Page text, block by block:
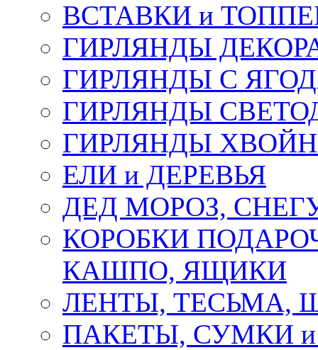
ВСТАВКИ и
ГИРЛЯНДЫ
ГИРЛЯНДЫ С
ГИРЛЯНДЫ
ГИРЛЯНДЫ
ЕЛИ и ДЕРЕВЬЯ
ДЕД МОРОЗ,
КОРОБКИ
КАШПО, ЯЩИКИ
ЛЕНТЫ, ТЕСЬМА,
ПАКЕТЫ, СУМКИ